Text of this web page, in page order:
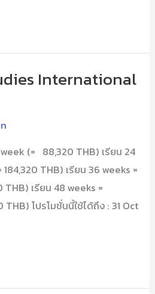
International
(= 88,320 THB) เรียน 24
THB) เรียน 36 weeks =
เรียน 48 weeks =
โปรโมชั่นนี้ใช้ได้ถึง : 31 Oct